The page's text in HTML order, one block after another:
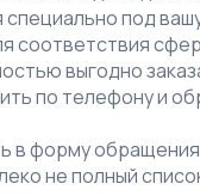
под
соответствия
выгодно
по телефону и
в форму
не полный